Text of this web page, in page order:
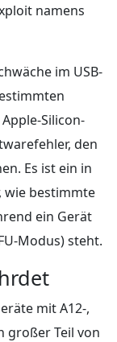
namens
im USB-
Silicon-
den
Es ist ein in
wie bestimmte
ein Gerät
Modus) steht.
mit A12-,
großer Teil von